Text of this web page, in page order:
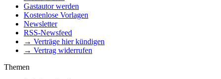
Gastautor werden
Kostenlose Vorlagen
Newsletter
RSS-Newsfeed
→ Verträge hier kündigen
→ Vertrag widerrufen
Themen